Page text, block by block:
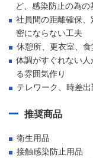
ど、感染防止の為
社員間の距離確保
密にならない工夫
休憩所、更衣室、
体調がすぐれない
る雰囲気作り
テレワーク、時差
推奨商品
衛生用品
接触感染防止用品